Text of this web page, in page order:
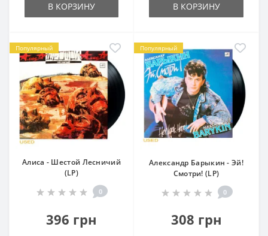
В КОРЗИНУ В КОРЗИНУ
Популярный
Алиса - Шестой Лесничий
(LP)
0
396 грн
Популярный
Александр Барыкин - Эй!
Смотри! (LP)
0
308 грн